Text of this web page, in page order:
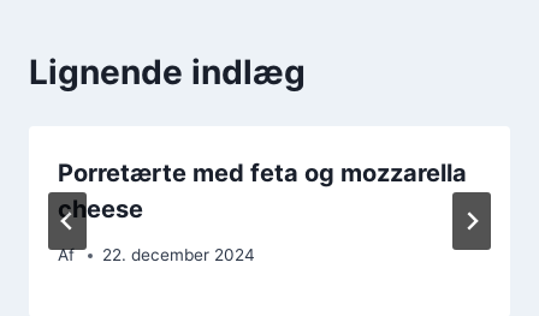
Lignende indlæg
Porretærte med feta og mozzarella
cheese
Af 22. december 2024